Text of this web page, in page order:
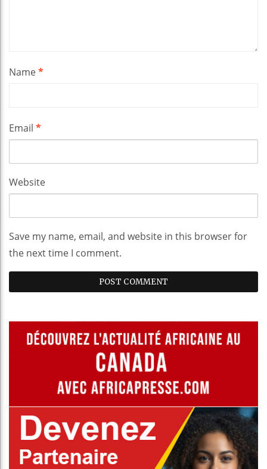
Name*
Email *
Website
Save my name, email, and website in this browser for
the next time I comment.